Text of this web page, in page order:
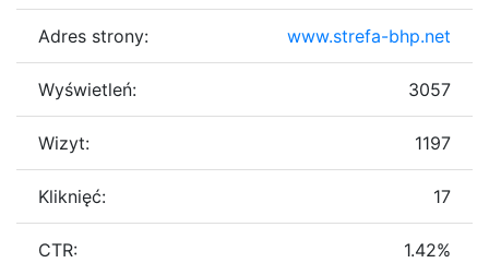
Adres strony: www.strefa-bhp.net
Wyświetleń: 3057
Wizyt: 1197
Kliknięć: 17
CTR: 1.42%